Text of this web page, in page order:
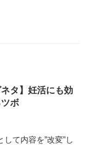
タ】妊活にも効
ボ
て内容を”改変”し